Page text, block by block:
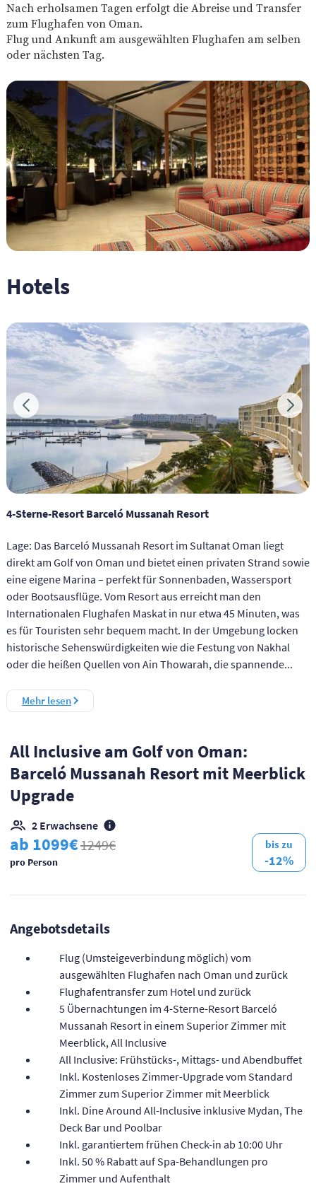
Nach erholsamen Tagen erfolgt die Abreise und Transfer
zum Flughafen von Oman.
Flug und Ankunft am ausgewählten Flughafen am selben
oder nächsten Tag.
Hotels
4-Sterne-Resort Barceló Mussanah Resort
Lage: Das Barceló Mussanah Resort im Sultanat Oman liegt
direkt am Golf von Oman und bietet einen privaten Strand sowie
eine eigene Marina – perfekt für Sonnenbaden, Wassersport
oder Bootsausflüge. Vom Resort aus erreicht man den
Internationalen Flughafen Maskat in nur etwa 45 Minuten, was
es für Touristen sehr bequem macht. In der Umgebung locken
historische Sehenswürdigkeiten wie die Festung von Nakhal
oder die heißen Quellen von Ain Thowarah, die spannende...
Mehr lesen
All Inclusive am Golf von Oman:
Barceló Mussanah Resort mit Meerblick
Upgrade
2 Erwachsene
ab 1099€1249€
pro Person
bis zu
-12%
Angebotsdetails
Flug (Umsteigeverbindung möglich) vom
ausgewählten Flughafen nach Oman und zurück
Flughafentransfer zum Hotel und zurück
5 Übernachtungen im 4-Sterne-Resort Barceló
Mussanah Resort in einem Superior Zimmer mit
Meerblick, All Inclusive
All Inclusive: Frühstücks-, Mittags- und Abendbuffet
Inkl. Kostenloses Zimmer-Upgrade vom Standard
Zimmer zum Superior Zimmer mit Meerblick
Inkl. Dine Around All-Inclusive inklusive Mydan, The
Deck Bar und Poolbar
Inkl. garantiertem frühen Check-in ab 10:00 Uhr
Inkl. 50 % Rabatt auf Spa-Behandlungen pro
Zimmer und Aufenthalt